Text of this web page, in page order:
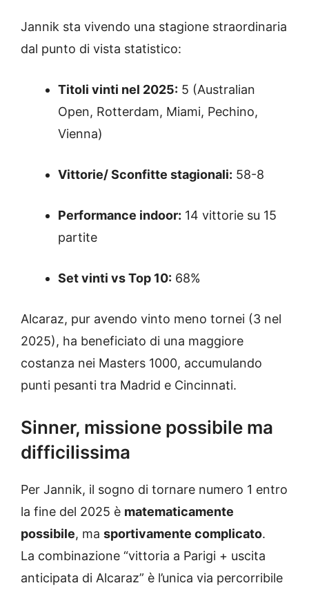
Jannik sta vivendo una stagione straordinaria
dal punto di vista statistico:
Titoli vinti nel 2025: 5 (Australian
Open, Rotterdam, Miami, Pechino,
Vienna)
Vittorie/ Sconfitte stagionali: 58-8
Performance indoor: 14 vittorie su 15
partite
Set vinti vs Top 10: 68%
Alcaraz, pur avendo vinto meno tornei (3 nel
2025), ha beneficiato di una maggiore
costanza nei Masters 1000, accumulando
punti pesanti tra Madrid e Cincinnati.
Sinner, missione possibile ma
difficilissima
Per Jannik, il sogno di tornare numero 1 entro
la fine del 2025 è matematicamente
possibile, ma sportivamente complicato.
La combinazione “vittoria a Parigi + uscita
anticipata di Alcaraz” è l’unica via percorribile